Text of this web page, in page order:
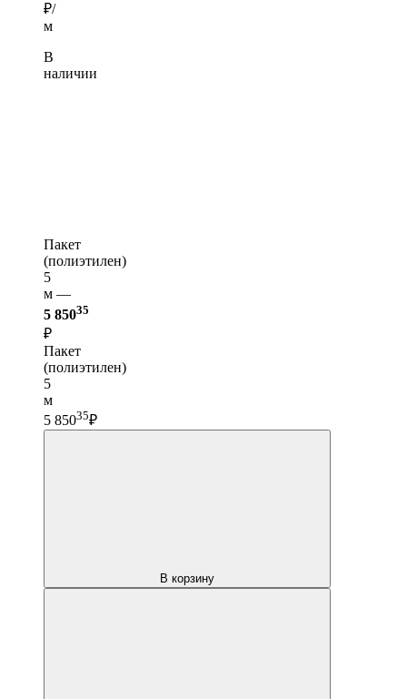
₽/
м
В
наличии
Пакет
(полиэтилен)
5
м —
5 85035
₽
Пакет
(полиэтилен)
5
м
5 85035₽
В корзину